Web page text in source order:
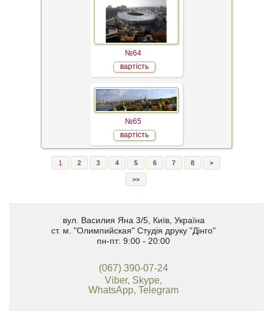
№64
вартість
№65
вартість
1 2 3 4 5 6 7 8 >
>>
вул. Василия Яна 3/5, Київ, Україна
ст. м. "Олимпийская" Студія друку "Дінго"
пн-пт: 9:00 - 20:00
(067) 390-07-24
Viber, Skype,
WhatsApp, Telegram